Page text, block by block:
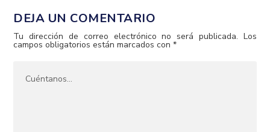
DEJA UN COMENTARIO
Tu dirección de correo electrónico no será publicada. Los
campos obligatorios están marcados con*